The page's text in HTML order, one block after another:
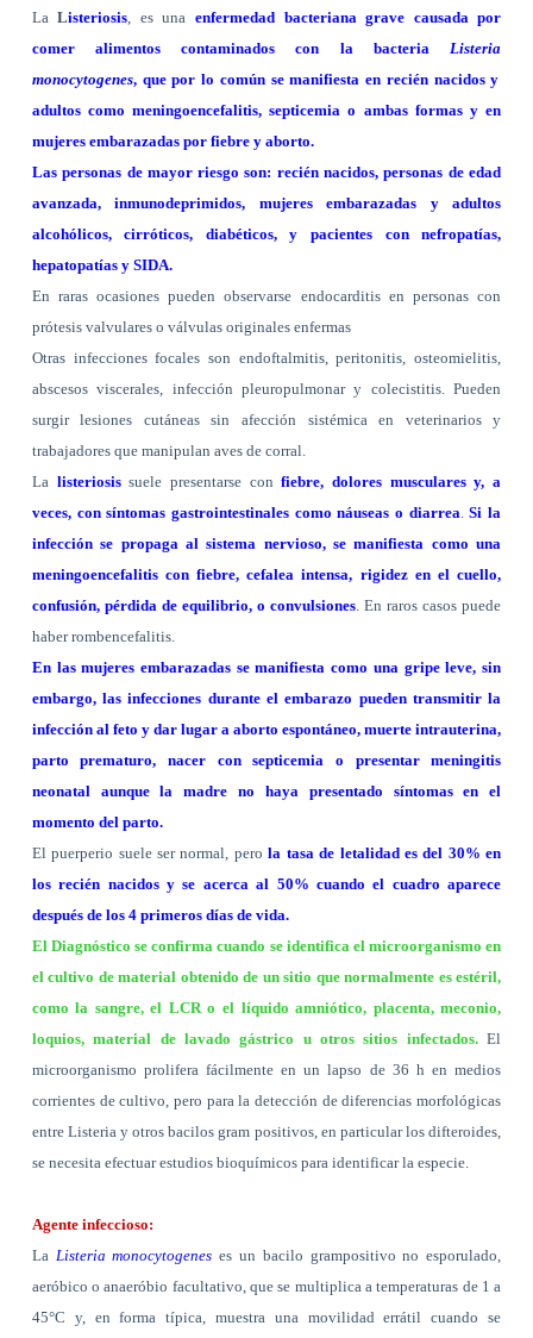
LaListeriosis, es una enfermedad bacteriana grave causada por
comer alimentos contaminados con la bacteriaListeria
monocytogenes, que por lo común se manifiesta en recién nacidos y
adultos como meningoencefalitis, septicemia o ambas formas y en
mujeres embarazadas por fiebre y aborto.
Las personas de mayor riesgo son: recién nacidos, personas de edad
avanzada, inmunodeprimidos, mujeres embarazadas y adultos
alcohólicos, cirróticos, diabéticos, y pacientes con nefropatías,
hepatopatías y SIDA.
En raras ocasiones pueden observarse endocarditis en personas con
prótesis valvulares o válvulas originales enfermas
Otras infecciones focales son endoftalmitis, peritonitis, osteomielitis,
abscesos viscerales, infección pleuropulmonar y colecistitis. Pueden
surgir lesiones cutáneas sin afección sistémica en veterinarios y
trabajadores que manipulan aves de corral.
La listeriosissuele presentarse confiebre, dolores musculares y, a
veces, con síntomas gastrointestinales como náuseas o diarrea.Si la
infección se propaga al sistema nervioso, se manifiesta como una
meningoencefalitis con fiebre, cefalea intensa, rigidez en el cuello,
confusión, pérdida de equilibrio, o convulsiones. En raros casos puede
haber rombencefalitis.
En las mujeres embarazadas se manifiesta como una gripe leve, sin
embargo, las infecciones durante el embarazo pueden transmitir la
infección al feto y dar lugar a aborto espontáneo, muerte intrauterina,
parto prematuro, nacer con septicemia o presentar meningitis
neonatal aunque la madre no haya presentado síntomas en el
momento del parto.
El puerperio suele ser normal, perola tasa de letalidad es del 30% en
los recién nacidos y se acerca al 50% cuando el cuadro aparece
después de los 4 primeros días de vida.
El Diagnóstico se confirma cuando se identifica el microorganismo en
el cultivo de material obtenido de un sitio que normalmente es estéril,
como la sangre, el LCR o el líquido amniótico, placenta, meconio,
loquios, material de lavado gástrico u otros sitios infectados. El
microorganismo prolifera fácilmente en un lapso de 36 h en medios
corrientes de cultivo, pero para la detección de diferencias morfológicas
entre Listeria y otros bacilos gram positivos, en particular los difteroides,
se necesita efectuar estudios bioquímicos para identificar la especie.
Agente infeccioso:
La Listeria monocytogenes es un bacilo grampositivo no esporulado,
aeróbico o anaeróbio facultativo, que se multiplica a temperaturas de 1 a
45°C y, en forma típica, muestra una movilidad errátil cuando se